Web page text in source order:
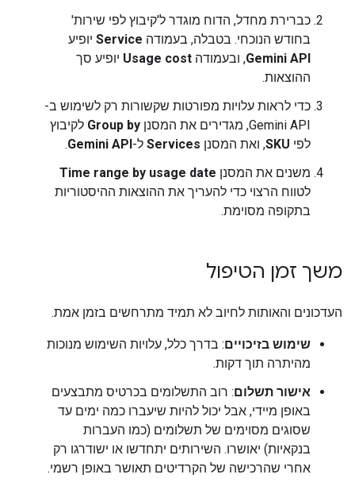
כברירת מחדל, הדוח מוגדר ל'קיבוץ לפי שירות'
בחודש הנוכחי. בטבלה, בעמודה Service יופיע
Gemini API, ובעמודה Usage cost יופיע סך
ההוצאות.
כדי לראות עלויות מפורטות שקשורות רק לשימוש ב-
Gemini API, מגדירים את המסנן
Group by לקיבוץ
לפי SKU, ואת המסנן Services ל-Gemini API
.
משנים את המסנן Time range by usage date
לטווח הרצוי כדי להעריך את ההוצאות ההיסטוריות
בתקופה מסוימת.
משך זמן הטיפול
העדכונים והאותות לחיוב לא תמיד מתרחשים בזמן אמת.
שימוש בזיכויים: בדרך כלל, עלויות השימוש מנוכות
מהיתרה תוך דקות.
אישור תשלום: רוב התשלומים בכרטיס מתבצעים
באופן מיידי, אבל יכול להיות שיעברו כמה ימים עד
שסוגים מסוימים של תשלומים (כמו העברות
בנקאיות) יאושרו. השירותים יתחדשו או ישודרגו רק
אחרי שהרכישה של הקרדיטים תאושר באופן רשמי.